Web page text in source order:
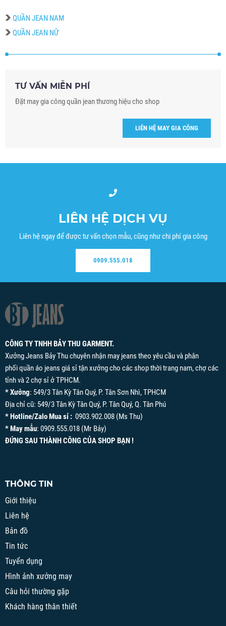
QUẦN JEAN NAM
QUẦN JEAN NỮ
TƯ VẤN MIỄN PHÍ
Đặt may gia công quần jean thương hiệu cho shop
LIÊN HỆ MAY GIA CÔNG
LIÊN HỆ DỊCH VỤ
Liên hệ ngay để được tư vấn chọn mẫu, cũng như chi phí gia công
0909.555.018
CÔNG TY TNHH BẢY THU GARMENT.
Xưởng Jeans Bảy Thu chuyên nhận may jeans theo yêu cầu và phân
phối quần áo jeans giá sỉ tận xưởng cho các shop thời trang nam, chợ các
tỉnh và 2 chợ sỉ ở TPHCM.
* Xưởng: 549/3 Tân Kỳ Tân Quý, P. Tân Sơn Nhì, TPHCM
Địa chỉ cũ: 549/3 Tân Kỳ Tân Quý, P. Tân Quý, Q. Tân Phú
* Hotline/Zalo Mua sỉ : 0903.902.008 (Ms Thu)
* May mẫu: 0909.555.018 (Mr Bảy)
ĐỨNG SAU THÀNH CÔNG CỦA SHOP BẠN !
THÔNG TIN
Giới thiệu
Liên hệ
Bản đồ
Tin tức
Tuyển dụng
Hình ảnh xưởng may
Câu hỏi thường gặp
Khách hàng thân thiết